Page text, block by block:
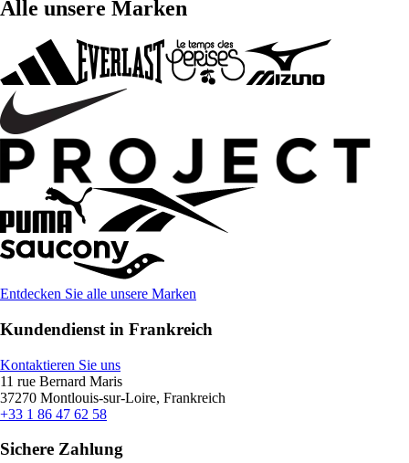
Alle unsere Marken
Entdecken Sie alle unsere Marken
Kundendienst in Frankreich
Kontaktieren Sie uns
11 rue Bernard Maris
37270 Montlouis-sur-Loire, Frankreich
+33 1 86 47 62 58
Sichere Zahlung